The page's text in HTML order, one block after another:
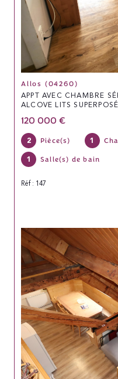
Allos (04260)
APPT AVEC CHAMBRE
ALCOVE LITS
120 000 €
2 Pièce(s) 1
1 Salle(s) de bain
Réf : 147